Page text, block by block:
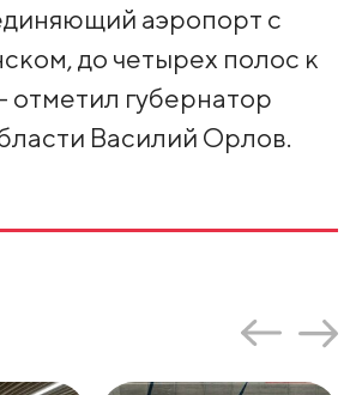
аэропорт с
до четырех полос к
отметил губернатор
Василий Орлов.